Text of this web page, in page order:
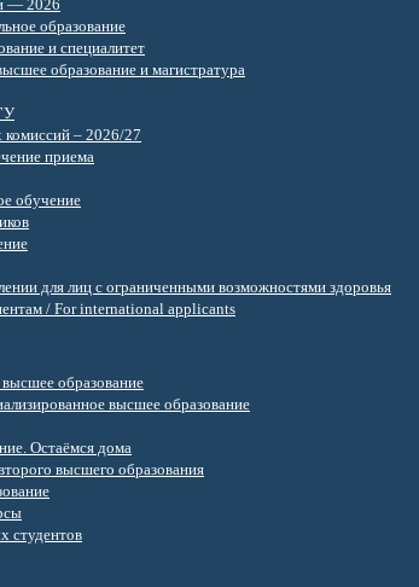
— 2026
образование
и специалитет
образование и магистратура
– 2026/27
приема
обучение
для лиц с ограниченными возможностями здоровья
/ For international applicants
высшее образование
высшее образование
Остаёмся дома
высшего образования
студентов